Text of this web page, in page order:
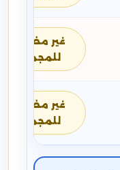
غير مضافة
للمجموع
غير مضافة
للمجموع